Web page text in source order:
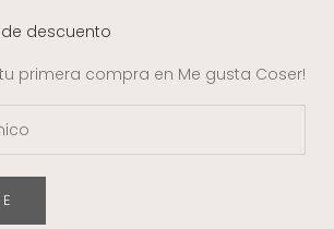
de descuento
primera compra en Me gusta Coser!